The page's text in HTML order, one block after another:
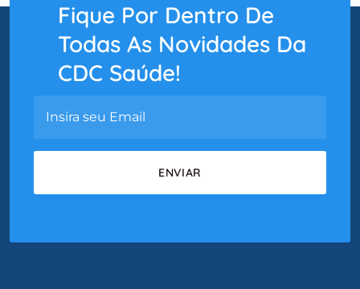
Fique Por Dentro De
Todas As Novidades Da
CDC Saúde!